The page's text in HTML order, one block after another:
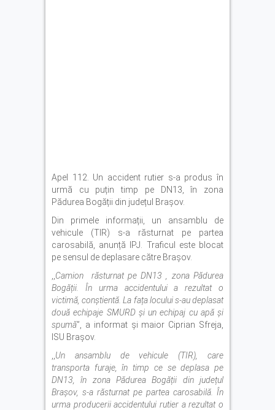
Apel 112. Un accident rutier s-a produs în
urmă cu puțin timp pe DN13, în zona
Pădurea Bogății din județul Brașov.
Din primele informații, un ansamblu de
vehicule (TIR) s-a răsturnat pe partea
carosabilă, anunță IPJ. Traficul este blocat
pe sensul de deplasare către Brașov.
Camion răsturnat pe DN13 , zona Pădurea
Bogății. În urma accidentului a rezultat o
victimă, conștientă. La fața locului s-au deplasat
două echipaje SMURD și un echipaj cu apă și
spumă”, a informat și maior Ciprian Sfreja,
ISU Brașov.
Un ansamblu de vehicule (TIR), care
transporta furaje, în timp ce se deplasa pe
DN13, în zona Pădurea Bogății din județul
Brașov, s-a răsturnat pe partea carosabilă. În
urma producerii accidentului rutier a rezultat o